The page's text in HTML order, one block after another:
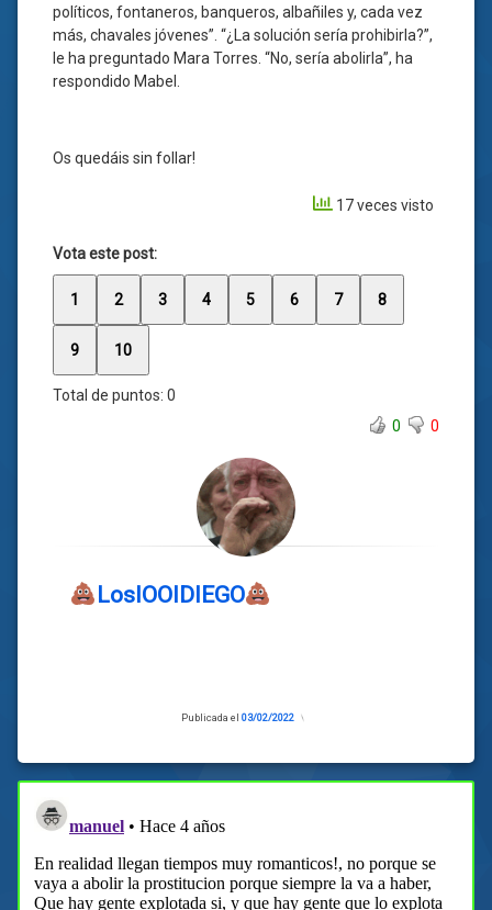
políticos, fontaneros, banqueros, albañiles y, cada vez
más, chavales jóvenes”. “¿La solución sería prohibirla?”,
le ha preguntado Mara Torres. “No, sería abolirla”, ha
respondido Mabel.
Os quedáis sin follar!
17 veces visto
Vota este post:
1 2 3 4 5 6 7 8
9 10
Total de puntos: 0
0
0
LosIOOIDIEGO
Publicada el 03/02/2022